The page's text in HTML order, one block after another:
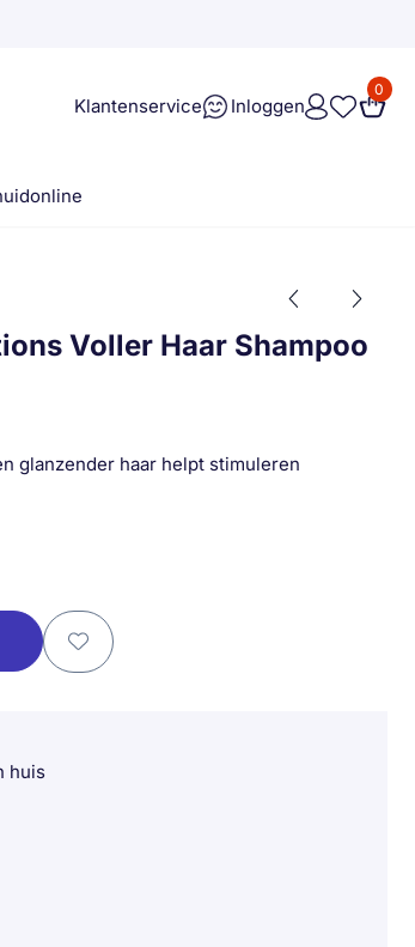
Klantenservice
Inloggen
0
Voller Haar Shampoo
glanzender haar helpt stimuleren
huis